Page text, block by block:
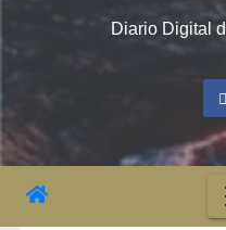
Diario Digital